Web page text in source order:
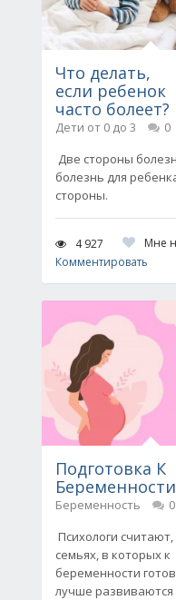
Что делать,
если ребенок
часто болеет?
Дети от 0 до 3
0
Две стороны
болезнь для
стороны.
4 927 Мне
Комментировать
Подготовка К
Беременности
Беременность
0
Психологи считают,
семьях, в которых к
беременности
лучше развиваются